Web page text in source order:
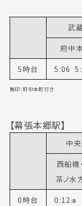
武
府中
5時台
5:06
無印：府中本町行き
【幕張本郷駅】
中
西船橋
茶ノ水
0時台 0:12 津